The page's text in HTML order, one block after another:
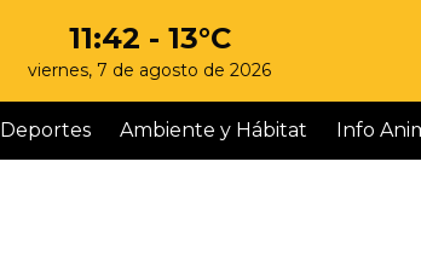
11:42 - 13°C
viernes, 7 de agosto de 2026
Deportes Ambiente y Hábitat Info